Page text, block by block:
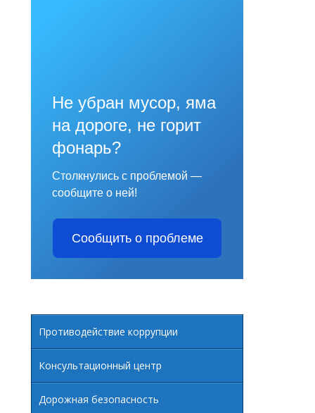
Не убран мусор, яма
на дороге, не горит
фонарь?
Столкнулись с проблемой —
сообщите о ней!
Сообщить о проблеме
Противодействие коррупции
Консультационный центр
Дорожная безопасность